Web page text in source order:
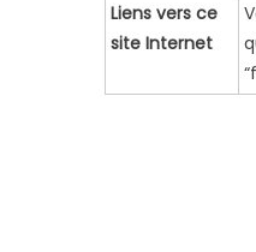
Liens vers ce
site Internet